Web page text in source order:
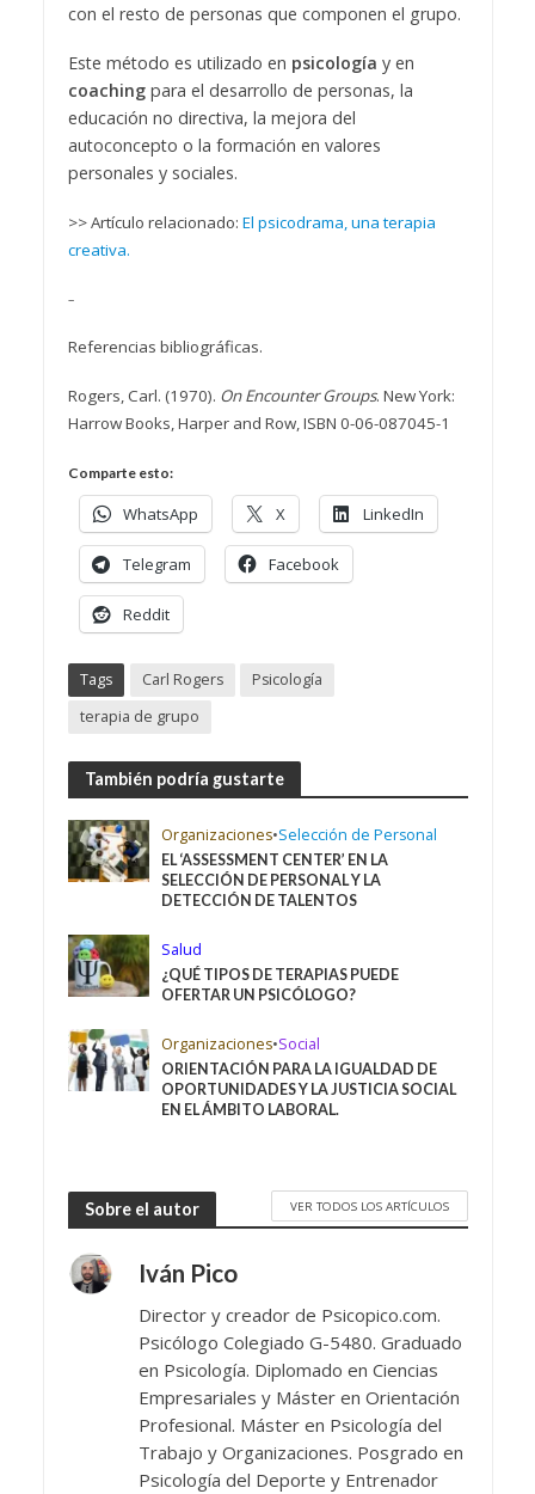
con el resto de personas que componen el grupo.
Este método es utilizado en psicología y en
coachingpara el desarrollo de personas, la
educación no directiva, la mejora del
autoconcepto o la formación en valores
personales y sociales.
>> Artículo relacionado: El psicodrama, una terapia
creativa.
–
Referencias bibliográficas.
Rogers, Carl. (1970). On Encounter Groups. New York:
Harrow Books, Harper and Row, ISBN 0-06-087045-1
Comparte esto:
WhatsApp X LinkedIn
Telegram Facebook
Reddit
Tags Carl Rogers
Psicología
terapia de grupo
También podría gustarte
Organizaciones•Selección de Personal
EL ‘ASSESSMENT CENTER’ EN LA
SELECCIÓN DE PERSONAL Y LA
DETECCIÓN DE TALENTOS
Salud
¿QUÉ TIPOS DE TERAPIAS PUEDE
OFERTAR UN PSICÓLOGO?
Organizaciones•Social
ORIENTACIÓN PARA LA IGUALDAD DE
OPORTUNIDADES Y LA JUSTICIA SOCIAL
EN EL ÁMBITO LABORAL.
Sobre el autor VER TODOS LOS ARTÍCULOS
Iván Pico
Director y creador de Psicopico.com.
Psicólogo Colegiado G-5480. Graduado
en Psicología. Diplomado en Ciencias
Empresariales y Máster en Orientación
Profesional. Máster en Psicología del
Trabajo y Organizaciones. Posgrado en
Psicología del Deporte y Entrenador